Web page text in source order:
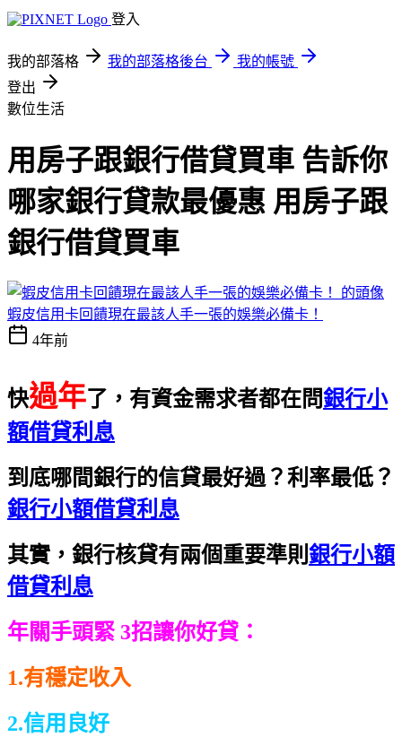
登入
我的部落格 我的部落格後台
我的帳號
登出
數位生活
用房子跟銀行借貸買車 告訴你
哪家銀行貸款最優惠 用房子跟
銀行借貸買車
蝦皮信用卡回饋現在最該人手一張的娛樂必備卡！
4年前
快過年了，有資金需求者都在問銀行小
額借貸利息
到底哪間銀行的信貸最好過？利率最低？
銀行小額借貸利息
其實，銀行核貸有兩個重要準則 銀行小額
借貸利息
年關手頭緊 3招讓你好貸：
1.有穩定收入
2.信用良好